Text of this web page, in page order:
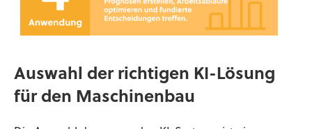
Auswahl der richtigen KI-Lösung
für den Maschinenbau